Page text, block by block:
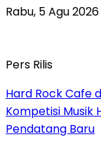
Rabu, 5 Agu
Pers Rilis
Hard Rock Cafe
Kompetisi Musik
Pendatang Baru